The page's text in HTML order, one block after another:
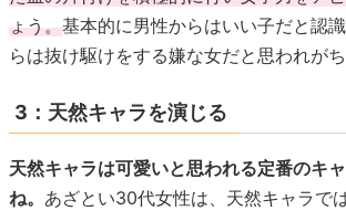
ょう。基本的に男性からはいい子だと認
らは抜け駆けをする嫌な女だと思われがち
3：天然キャラを演じる
天然キャラは可愛いと思われる定番のキ
ね。 あざとい30代女性は、天然キャラで